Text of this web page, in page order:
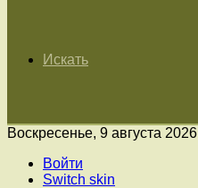
Искать
Воскресенье, 9 августа 2026
Войти
Switch skin